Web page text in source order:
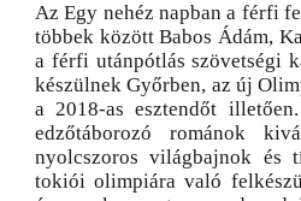
Az Egy nehéz napban a férfi
többek között Babos Ádám,
a férfi utánpótlás szövetségi
készülnek Győrben, az új
a 2018-as esztendőt
edzőtáborozó románok
nyolcszoros világbajnok és
tokiói olimpiára való